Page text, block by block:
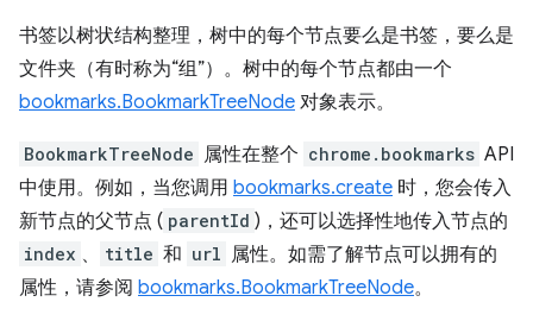
书签以树状结构整理，树中的每个节点要么是书签，要么是
文件夹（有时称为“组”）。 树中的每个节点都由一个
bookmarks.BookmarkTreeNode 对象表示。
BookmarkTreeNode 属性在整个 chrome.bookmarks API
中使用。例如，当您调用 bookmarks.create 时，您会传入
新节点的父节点 ( parentId )，还可以选择性地传入节点的
index 、 title 和 url 属性。如需了解节点可以拥有的
属性，请参阅 bookmarks.BookmarkTreeNode。